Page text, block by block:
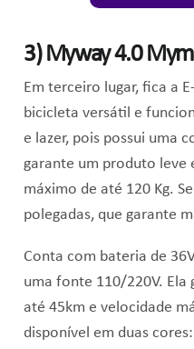
3) Myway 4.0
Em terceiro lugar, fica a
bicicleta versátil e
e lazer, pois possui uma
garante um produto leve
máximo de até 120 Kg.
polegadas, que garante
Conta com bateria de
uma fonte 110/220V. Ela
até 45km e velocidade
disponível em duas